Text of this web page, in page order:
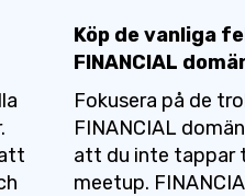
Köp de vanliga
FINANCIAL
Fokusera på de
FINANCIAL
att du inte tappar
meetup.